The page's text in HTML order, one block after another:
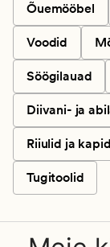
Õuemööbel
Voodid
Söögilauad
Diivani- ja
Riiulid ja kapid
Tugitoolid